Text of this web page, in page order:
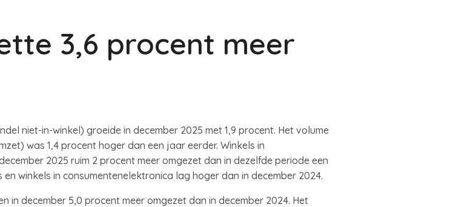
3,6 procent meer
niet-in-winkel) groeide in december 2025 met 1,9 procent. Het volume
was 1,4 procent hoger dan een jaar eerder. Winkels in
2025 ruim 2 procent meer omgezet dan in dezelfde periode een
winkels in consumentenelektronica lag hoger dan in december 2024.
in december 5,0 procent meer omgezet dan in december 2024. Het